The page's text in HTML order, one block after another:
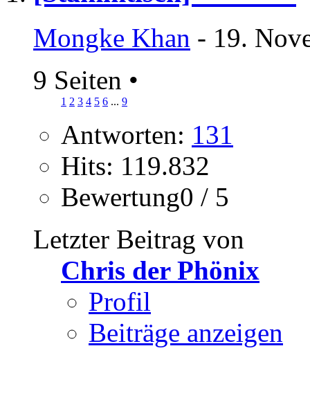
Mongke Khan - 19.
9 Seiten •
1 2 3 4 5 6 ... 9
Antworten: 131
Hits: 119.832
Bewertung0 / 5
Letzter Beitrag von
Chris der Phönix
Profil
Beiträge anzeigen